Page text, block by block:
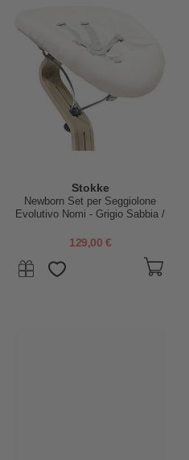
Stokke
Newborn Set per Seggiolone
Evolutivo Nomi - Grigio Sabbia /
129,00 €